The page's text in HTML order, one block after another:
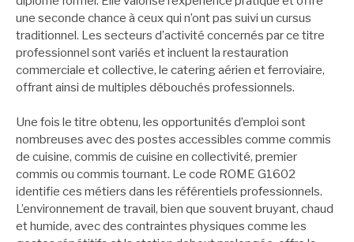
une seconde chance à ceux qui n’ont pas suivi un cursus
traditionnel. Les secteurs d’activité concernés par ce titre
professionnel sont variés et incluent la restauration
commerciale et collective, le catering aérien et ferroviaire,
offrant ainsi de multiples débouchés professionnels.
Une fois le titre obtenu, les opportunités d’emploi sont
nombreuses avec des postes accessibles comme commis
de cuisine, commis de cuisine en collectivité, premier
commis ou commis tournant. Le code ROME G1602
identifie ces métiers dans les référentiels professionnels.
L’environnement de travail, bien que souvent bruyant, chaud
et humide, avec des contraintes physiques comme les